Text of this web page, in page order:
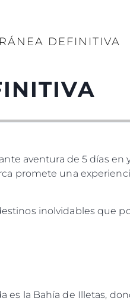
DEFINITIVA
aventura de 5 días en
promete una
inolvidables que
es la Bahía de Illetas,